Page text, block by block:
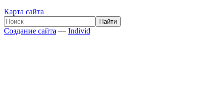
Карта сайта
Создание сайта — Individ